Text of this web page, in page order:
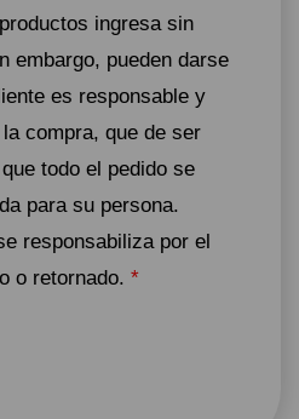
ingresa sin
embargo, pueden darse
es responsable y
compra, que de ser
todo el pedido se
para su persona.
responsabiliza por el
o retornado. *